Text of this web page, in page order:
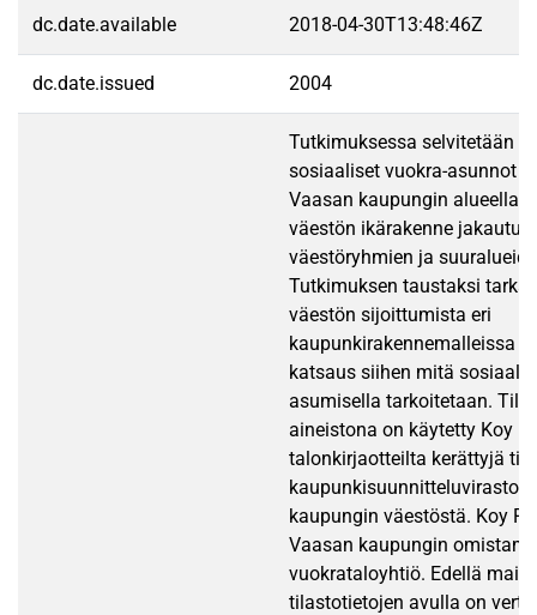
dc.date.available 2018-04-30T13:48:46Z
dc.date.issued 2004
Tutkimuksessa selvitetään
sosiaaliset vuokra-asunnot
Vaasan kaupungin alueella
väestön ikärakenne jakautuu
väestöryhmien ja
Tutkimuksen taustaksi
väestön sijoittumista eri
kaupunkirakennemalleissa
katsaus siihen mitä
asumisella tarkoitetaan.
aineistona on käytetty Koy
talonkirjaotteilta kerättyjä
kaupunkisuunnitteluviraston
kaupungin väestöstä. Koy
Vaasan kaupungin
vuokrataloyhtiö. Edellä
tilastotietojen avulla on